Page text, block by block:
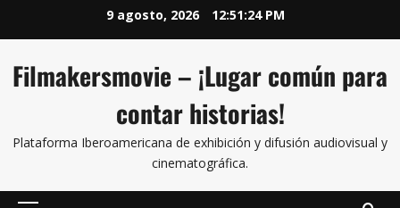
9 agosto, 2026 12:51:24 PM
Filmakersmovie – ¡Lugar común para
contar historias!
Plataforma Iberoamericana de exhibición y difusión audiovisual y
cinematográfica.